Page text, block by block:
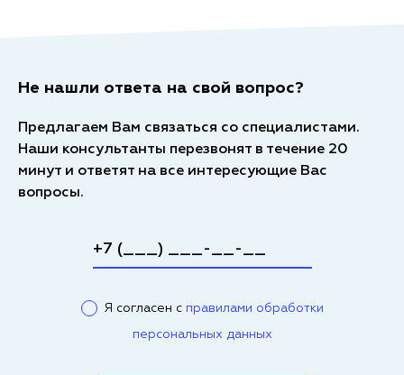
Не нашли ответа на свой вопрос?
Предлагаем Вам связаться со специалистами.
Наши консультанты перезвонят в течение 20
минут и ответят на все интересующие Вас
вопросы.
Я согласен с правилами обработки
персональных данных